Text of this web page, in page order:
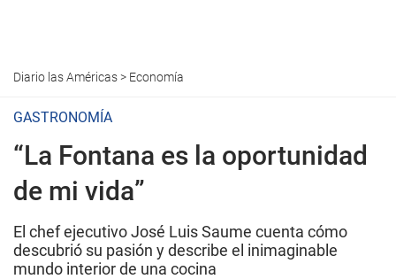
Diario las Américas> Economía
GASTRONOMÍA
“La Fontana es la oportunidad
de mi vida”
El chef ejecutivo José Luis Saume cuenta cómo
descubrió su pasión y describe el inimaginable
mundo interior de una cocina